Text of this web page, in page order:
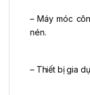
– Máy móc
nén.
– Thiết bị gia